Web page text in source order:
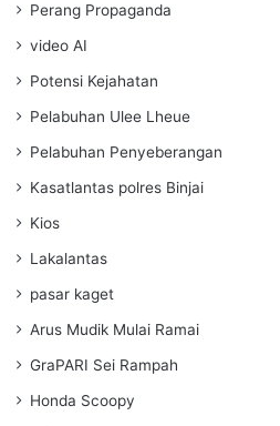
Perang Propaganda
video AI
Potensi Kejahatan
Pelabuhan Ulee Lheue
Pelabuhan Penyeberangan
Kasatlantas polres Binjai
Kios
Lakalantas
pasar kaget
Arus Mudik Mulai Ramai
GraPARI Sei Rampah
Honda Scoopy